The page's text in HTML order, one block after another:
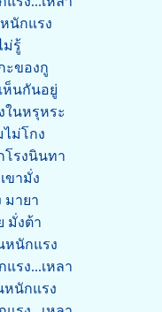
นักแรง
ม่รู้
ะของกู
ห็นกันอยู่
ในหรุหระ
ม่โกง
โรงนินทา
ขามั่ง
มายา
มั่งต้า
หนักแรง
รง...เหลา
หนักแรง